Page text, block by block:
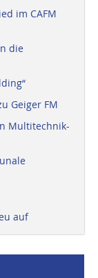
im CAFM
die
Geiger FM
Multitechnik-
auf